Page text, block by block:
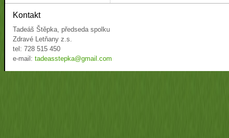
Kontakt
Tadeáš Štěpka, předseda spolku
Zdravé Letňany z.s.
tel: 728 515 450
e-mail: tadeasstepka@gmail.com